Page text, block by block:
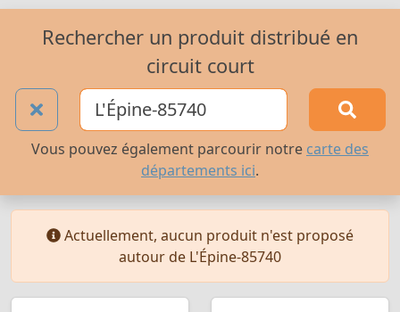
Rechercher un produit distribué en
circuit court
Vous pouvez également parcourir notre carte des
départements ici.
Actuellement, aucun produit n'est proposé
autour de L'Épine-85740